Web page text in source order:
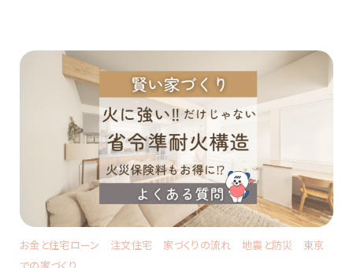
お金と住宅ローン 注文住宅 家づくりの流れ 地震と防災
東京